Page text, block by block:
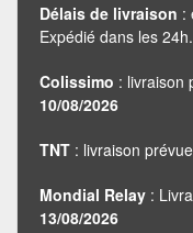
Délais de livraison :
Expédié dans les 24h.
Colissimo : livraison
10/08/2026
TNT : livraison
Mondial Relay :
13/08/2026